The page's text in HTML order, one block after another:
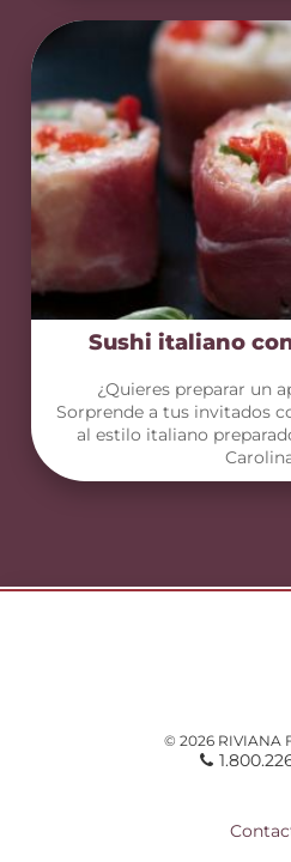
Sushi italiano
¿Quieres preparar un
Sorprende a tus invitados
al estilo italiano
© 2026 RIVIANA